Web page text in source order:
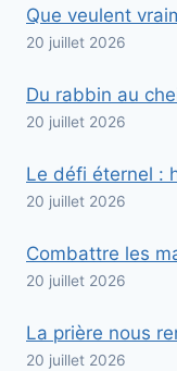
Que veulent
20 juillet 2026
Du rabbin au
20 juillet 2026
Le défi éternel :
20 juillet 2026
Combattre les
20 juillet 2026
La prière nous
20 juillet 2026